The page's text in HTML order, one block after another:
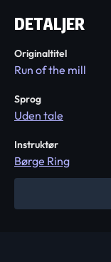
DETALJER
Originaltitel
Run of the mill
Sprog
Uden tale
Instruktør
Børge Ring